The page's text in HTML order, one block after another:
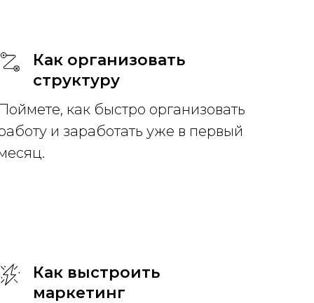
Как организовать
структуру
как быстро организовать
и заработать уже в первый
Как выстроить
маркетинг